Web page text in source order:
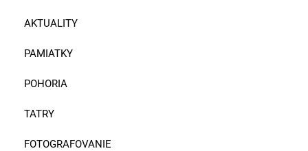
AKTUALITY
PAMIATKY
POHORIA
TATRY
FOTOGRAFOVANIE